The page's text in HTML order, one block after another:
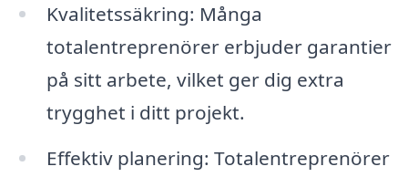
Kvalitetssäkring: Många
totalentreprenörer erbjuder garantier
på sitt arbete, vilket ger dig extra
trygghet i ditt projekt.
Effektiv planering: Totalentreprenörer